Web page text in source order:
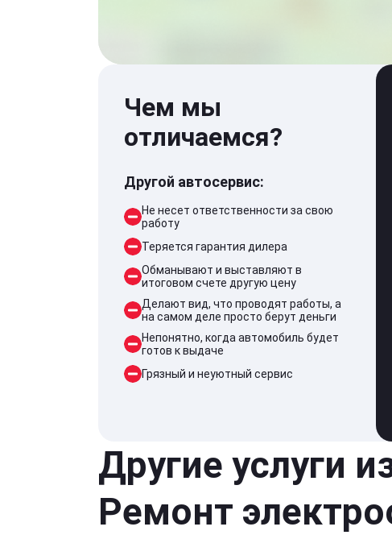
Чем мы
отличаемся?
Другой автосервис:
Не несет ответственности за свою
работу
Теряется гарантия дилера
Обманывают и выставляют в
итоговом счете другую цену
Делают вид, что проводят работы, а
на самом деле просто берут деньги
Непонятно, когда автомобиль будет
готов к выдаче
Грязный и неуютный сервис
Другие услуги
Ремонт